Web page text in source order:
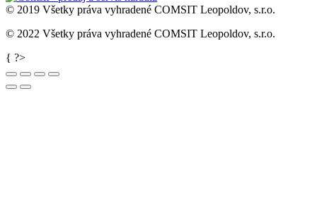
© 2019 Všetky práva vyhradené COMSIT Leopoldov, s.r.o.
© 2022 Všetky práva vyhradené COMSIT Leopoldov, s.r.o.
Go
to
Top
{ ?>